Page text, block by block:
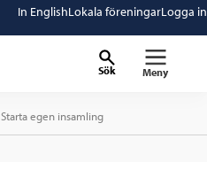
In EnglishLokala föreningarLogga in
Sök Meny
Current:
Starta egen insamling